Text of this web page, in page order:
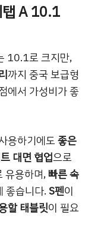
탭 A 10.1
10.1로 크지만,
까지 중국 보급형
에서 가성비가 좋
용하기에도좋은
대면 협업으로
유용하며,빠른 속
좋습니다.S펜이
할 태블릿이 필요